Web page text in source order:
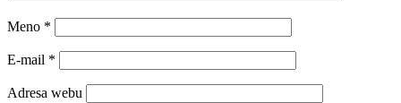
Meno *
E-mail *
Adresa webu